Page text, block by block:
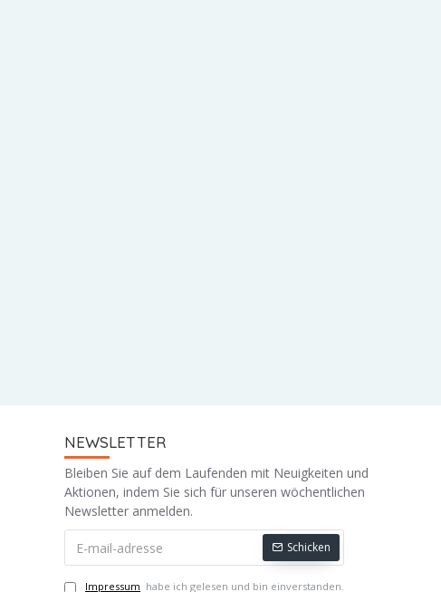
NEWSLETTER
Bleiben Sie auf dem Laufenden mit Neuigkeiten und
Aktionen, indem Sie sich für unseren wöchentlichen
Newsletter anmelden.
Schicken
Impressum habe ich gelesen und bin einverstanden.